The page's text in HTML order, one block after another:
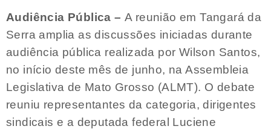
Audiência Pública – A reunião em Tangará da
Serra amplia as discussões iniciadas durante
audiência pública realizada por Wilson Santos,
no início deste mês de junho, na Assembleia
Legislativa de Mato Grosso (ALMT). O debate
reuniu representantes da categoria, dirigentes
sindicais e a deputada federal Luciene